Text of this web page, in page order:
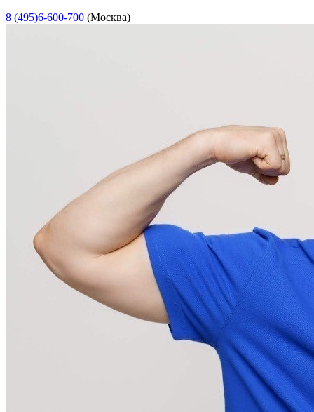
8 (495)6-600-700 (Москва)